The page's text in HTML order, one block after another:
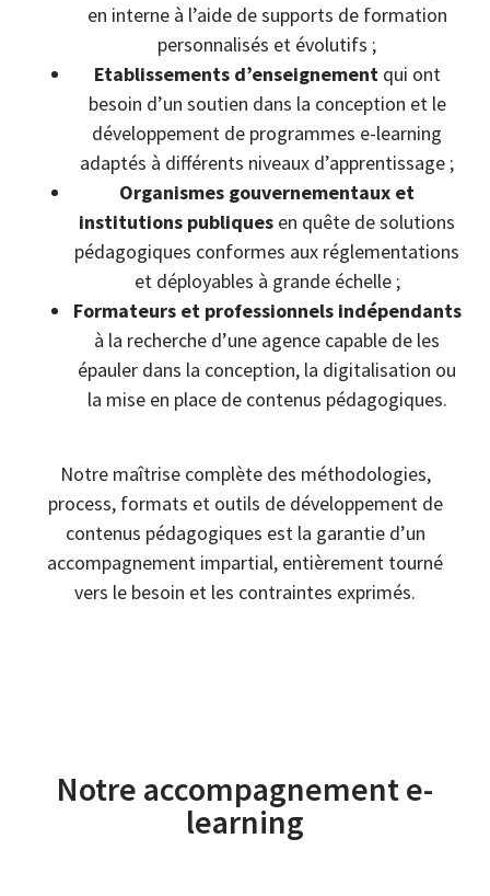
en interne à l’aide de supports de formation
personnalisés et évolutifs ;
Etablissements d’enseignementqui ont
besoin d’un soutien dans la conception et le
développement de programmes e-learning
adaptés à différents niveaux d’apprentissage ;
Organismes gouvernementaux et
institutions publiques en quête de solutions
pédagogiques conformes aux réglementations
et déployables à grande échelle ;
Formateurs et professionnels indépendants
à la recherche d’une agence capable de les
épauler dans la conception, la digitalisation ou
la mise en place de contenus pédagogiques.
Notre maîtrise complète des méthodologies,
process, formats et outils de développement de
contenus pédagogiques est la garantie d’un
accompagnement impartial, entièrement tourné
vers le besoin et les contraintes exprimés.
Notre accompagnement e-
learning